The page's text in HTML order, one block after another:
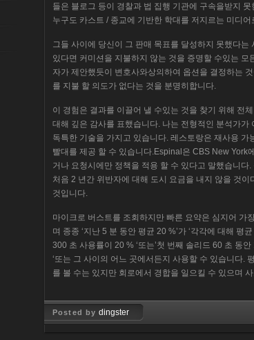
들은 블로그 등이 경찰과 법 집행 기관에 구속을받지
누구도 카스트 / 종교에 기반한 학대를 저지르는 미디
그들 사이에 당신이 그 판매 목표를 달성하지 못했다
있다면 커미션을 지불하지 않는 것을 증명할 수있는
자가 제안했듯이 변호사와상의하여 옵션을 결정하는
를 지불 할 의도가 없다는 것을 분명히합니다.
이 경험은 결과를 이끌어 낼 수있는 것을 찾기 위해 전
대해 깊은 감사를 표했습니다. 나는 전형적인 분석가
독특한 기술을 가지고 있습니다. 레스토랑은 재사용
빨대를 제공 할 수 있습니다.Espinal은 CBS New York
거나 요청시에만 정책을 적용 할 수 있다고 말했습니
처음 2 년간 위반자에 대해 도시 요금을 내지 않을 것
것입니다.
마이크로 버스트를 조회하지만 빠른 요약은 심지어 가
며 종종 ‘지난 5 분 동안 평균 20 %’가 ‘각각에 대해 평
300 초 사용률이 20 % ‘또는’첫 번째 솔리드 60 초 동
‘또는 그 사이의 어느 곳에서든지 사용할 수 있습니다.
를 볼 수는 있지만 회로에서 경합을 일으킬 수 있으며
Posted bydingster